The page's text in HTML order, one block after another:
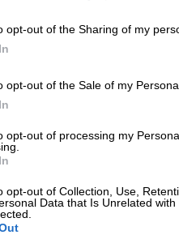
opt-out of the Sharing of my
opt-out of the Sale of my
opt-out of processing my
opt-out of Collection, Use,
Data that Is Unrelated
ΝΔ – Επιμένει
κόμματος
όποτε
σκληρές… μονομαχίες
μεταξύ υποψηφίων με